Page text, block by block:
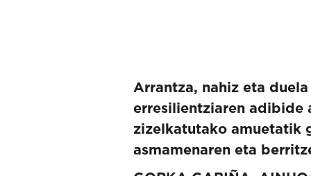
Arrantza, nahiz eta
erresilientziaren adibide
zizelkatutako amuetatik
asmamenaren eta